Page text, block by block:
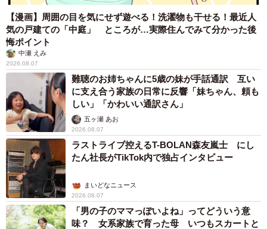
ねこわらびさんが「当方も学生の身のため、そう言われる
気持ちも十分分かります」と理解を示した上で、「ハンド
メイドは量産品ではありませんし、学生さんだからと値引
きしてしてまっては、定価で買って下さったお客様に対し
て不公平になってしまいます」と説明しましたが、「コル
クとレジンって原価300円ぐらいですよね？そうまでして高
く売りたいんですか？」とさらに詰め寄られました。ねこ
わらびさんが「ハンドメイド作品を作るのに必要な費用は
原価だけではありません」「原価の値段のみで販売されて
いる作家さんはほぼいません」と説くと、やり取りは打ち
切られました。
【漫画】周囲の目を気にせず遊べる！洗濯物も干せる！最近人
気の戸建ての「中庭」 ところが…実際住んでみて分かった後
悔ポイント
中瀬 えみ
2026.08.07
難聴のお姉ちゃんに5歳の妹が手話通訳 互い
に支え合う家族の日常に反響「妹ちゃん、頼も
しい」「かわいい通訳さん」
五ヶ瀬 あお
2026.08.07
ラストライブ控えるT-BOLAN森友嵐士 にし
たん社長がTikTok内で独占インタビュー
まいどなニュース
2026.08.07
「男の子のママっぽいよね」ってどういう意
味？ 女系家族で育った母 いつもスカートと